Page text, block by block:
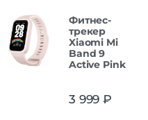
Фитнес-
трекер
Xiaomi Mi
Band 9
Active Pink
3 999 ₽